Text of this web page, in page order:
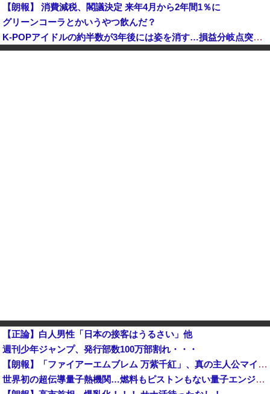
【朗報】 消費減税、閣議決定 来年4月から2年間1％に
グリーンコーラとかいうやつ飲んだ？
K-POPアイドルの約半数が3年後には姿を消す…損益分岐点突破は4％未満
韓国型イージス搭載の次世代駆逐艦「KDDX」1番艦…2032年竣工と公示！
【正論】白人男性「日本の接客はうるさい」他
週刊少年ジャンプ、発行部数100万部割れ・・・
【朗報】「ファイアーエムブレム 万紫千紅」、真の主人公マイユニはキャラメイク可能ｗｗ
世界初の超伝導量子熱機関…燃料もピストンもない量子エンジンが回った！